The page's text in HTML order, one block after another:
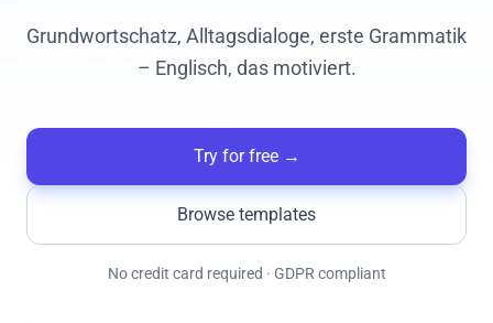
Grundwortschatz, Alltagsdialoge, erste Grammatik
– Englisch, das motiviert.
Try for free→
Browse templates
No credit card required · GDPR compliant